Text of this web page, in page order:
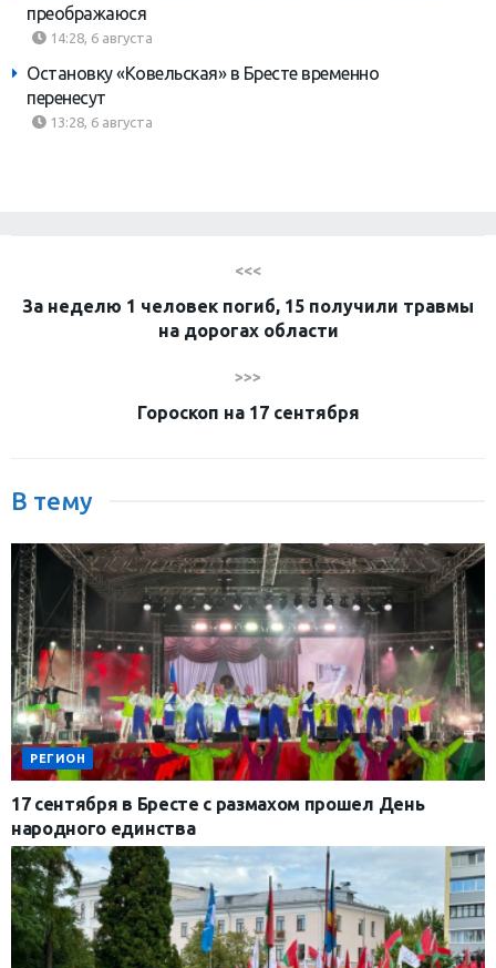
преображаюся
14:28, 6 августа
Остановку «Ковельская» в Бресте временно
перенесут
13:28, 6 августа
<<<
За неделю 1 человек погиб, 15 получили травмы
на дорогах области
>>>
Гороскоп на 17 сентября
В тему
РЕГИОН
17 сентября в Бресте с размахом прошел День
народного единства